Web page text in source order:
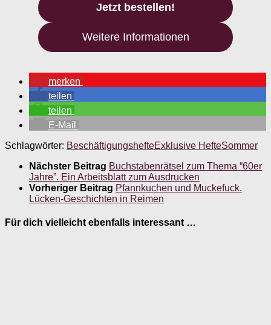
Jetzt bestellen!
Weitere Informationen
merken
teilen
teilen
E-Mail
Schlagwörter: BeschäftigungshefteExklusive HefteSommer
Nächster Beitrag Buchstabenrätsel zum Thema “60er
Jahre”. Ein Arbeitsblatt zum Ausdrucken
Vorheriger Beitrag Pfannkuchen und Muckefuck.
Lücken-Geschichten in Reimen
Für dich vielleicht ebenfalls interessant …